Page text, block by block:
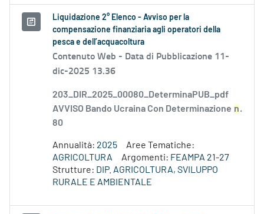
Liquidazione 2° Elenco - Avviso per la
compensazione finanziaria agli operatori della
pesca e dell’acquacoltura
Contenuto Web - Data di Pubblicazione 11-
dic-2025 13.36
203_DIR_2025_00080_DeterminaPUB_pdf
AVVISO Bando Ucraina Con Determinazione n.
80
Annualità: 2025
Aree Tematiche:
AGRICOLTURA
Argomenti: FEAMPA 21-27
Strutture: DIP. AGRICOLTURA, SVILUPPO
RURALE E AMBIENTALE